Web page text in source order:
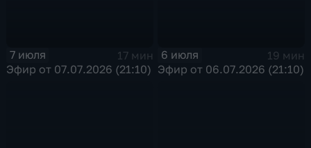
7 июля
17 мин
Эфир от 07.07.2026 (21:10)
6 июля
19 мин
Эфир от 06.07.2026 (21:10)